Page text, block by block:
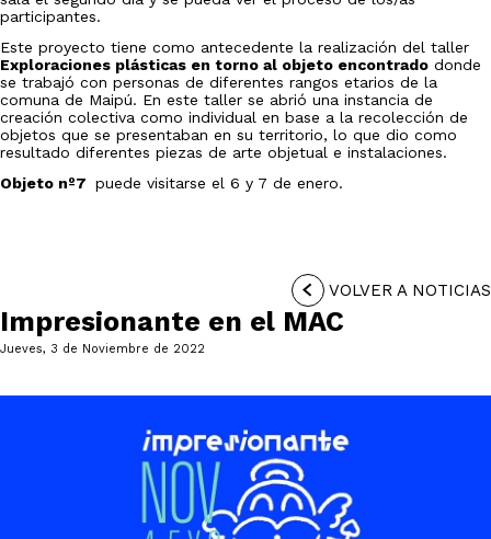
participantes.
Este proyecto tiene como antecedente la realización del taller
Exploraciones plásticas en torno al objeto encontrado donde
se trabajó con personas de diferentes rangos etarios de la
comuna de Maipú. En este taller se abrió una instancia de
creación colectiva como individual en base a la recolección de
objetos que se presentaban en su territorio, lo que dio como
resultado diferentes piezas de arte objetual e instalaciones.
Objeto nº7 puede visitarse el 6 y 7 de enero.
VOLVER A NOTICIAS
Impresionante en el MAC
Jueves, 3 de Noviembre de 2022